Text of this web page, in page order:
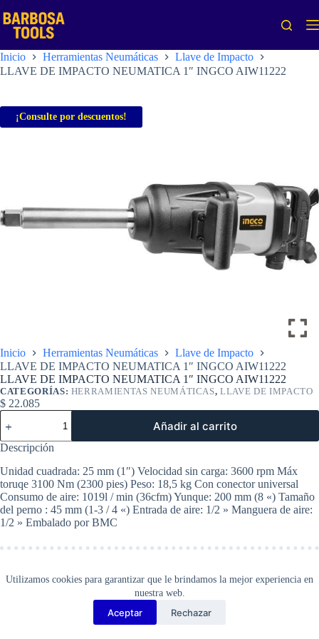
al
contenido
Utilizamos cookies para garantizar que le brindamos la mejor experiencia en
nuestra web.
Aceptar Rechazar
Inicio Herramientas Neumáticas
Llave de Impacto
LLAVE DE IMPACTO NEUMATICA 1″ INGCO AIW11222
¡Consulte por descuentos!
Inicio Herramientas Neumáticas
Llave de Impacto
LLAVE DE IMPACTO NEUMATICA 1″ INGCO AIW11222
LLAVE DE IMPACTO NEUMATICA 1″ INGCO AIW11222
CATEGORÍAS: HERRAMIENTAS NEUMÁTICAS,LLAVE DE IMPACTO
$ 22.085
LLAVE
DE
IMPACTO
NEUMATICA
INGCO
AIW11222
cantidad
Añadir al carrito
Descripción
Unidad cuadrada: 25 mm (1″) Velocidad sin carga: 3600 rpm Máx
toruqe 3100 Nm (2300 pies) Peso: 18,5 kg Con conector universal
Consumo de aire: 1019l / min (36cfm) Yunque: 200 mm (8 «) Tamaño
del perno : 45 mm (1-3 / 4 «) Entrada de aire: 1/2 » Manguera de aire:
1/2 » Embalado por BMC
Copyright Barbosa Tools©